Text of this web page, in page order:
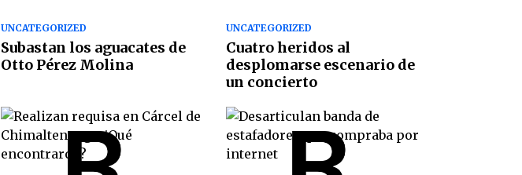
UNCATEGORIZED
Subastan los aguacates de
Otto Pérez Molina
UNCATEGORIZED
Cuatro heridos al
desplomarse escenario de
un concierto